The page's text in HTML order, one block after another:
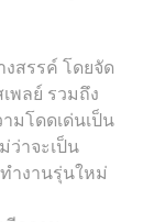
สรรค์ โดยจัด
พลย์ รวมถึง
มโดดเด่นเป็น
ว่าจะเป็น
ำงานรุ่นใหม่